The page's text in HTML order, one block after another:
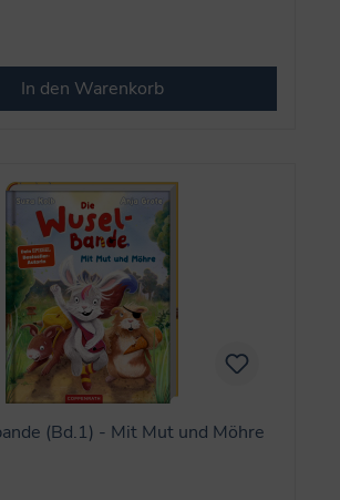
In den Warenkorb
(Bd.1) - Mit Mut und Möhre